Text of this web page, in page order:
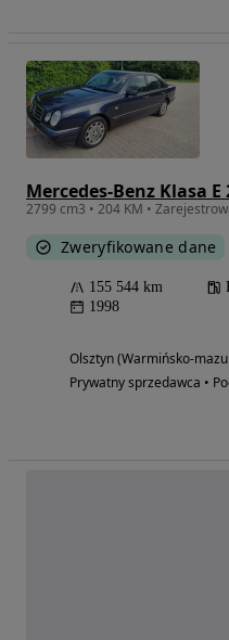
Mercedes-Benz Klasa
2799 cm3 • 204 KM •
Zweryfikowane dane
155 544 km
1998
Olsztyn (Warmińsko-
Prywatny sprzedawca •